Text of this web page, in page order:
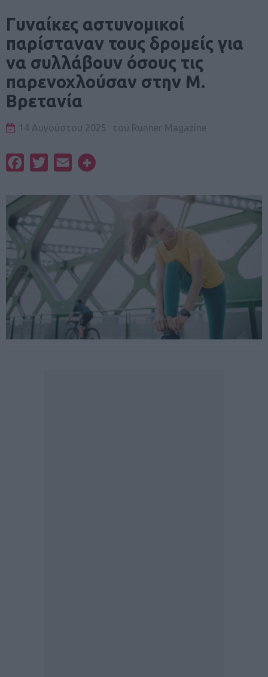
Γυναίκες αστυνομικοί
παρίσταναν τους δρομείς για
να συλλάβουν όσους τις
παρενοχλούσαν στην Μ.
Βρετανία
14 Αυγούστου 2025 του Runner Magazine
FacebookTwitterEmail